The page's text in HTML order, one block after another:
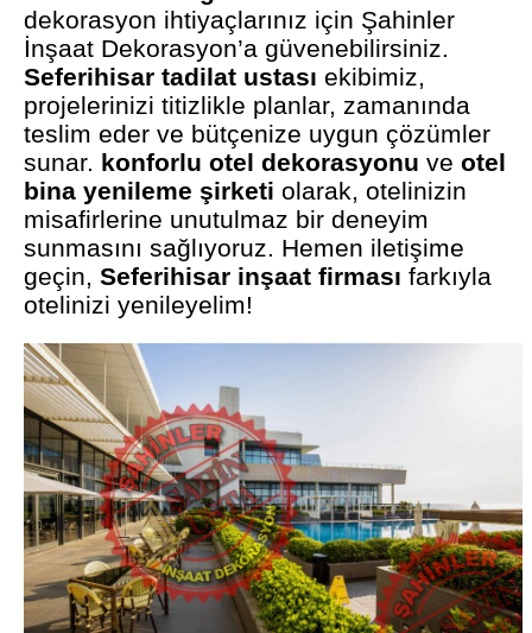
dekorasyon ihtiyaçlarınız için Şahinler
İnşaat Dekorasyon’a güvenebilirsiniz.
Seferihisar tadilat ustası ekibimiz,
projelerinizi titizlikle planlar, zamanında
teslim eder ve bütçenize uygun çözümler
sunar. konforlu otel dekorasyonu veotel
bina yenileme şirketi olarak, otelinizin
misafirlerine unutulmaz bir deneyim
sunmasını sağlıyoruz. Hemen iletişime
geçin,Seferihisar inşaat firması farkıyla
otelinizi yenileyelim!